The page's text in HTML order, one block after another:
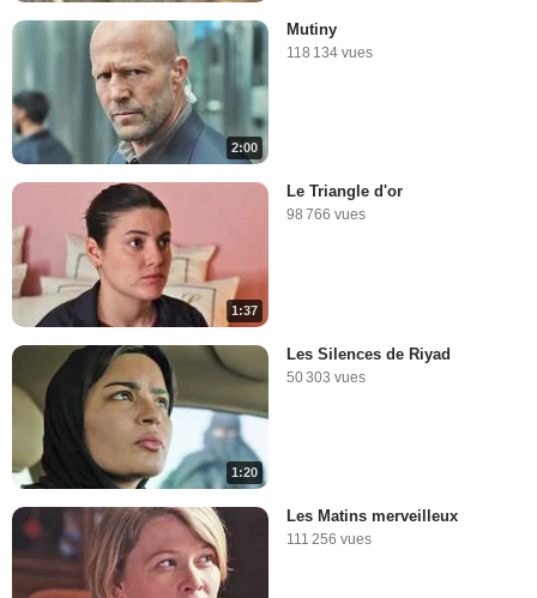
2:00
Mutiny
118 134 vues
1:37
Le Triangle d'or
98 766 vues
1:20
Les Silences de Riyad
50 303 vues
Les Matins merveilleux
111 256 vues